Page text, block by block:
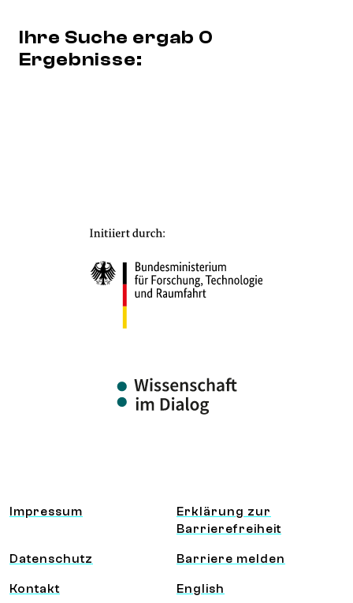
Ihre Suche ergab 0
Ergebnisse:
Information und Service
Impressum
Erklärung zur
Barrierefreiheit
Datenschutz Barriere melden
Kontakt English